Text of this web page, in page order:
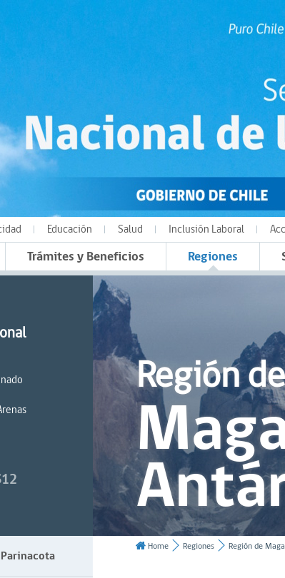
Educación Salud Inclusión Laboral
Trámites y Beneficios Regiones
Región de
Home Regiones Región de